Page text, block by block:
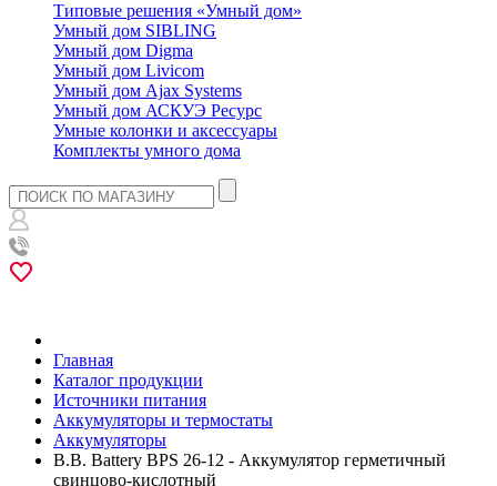
Типовые решения «Умный дом»
Умный дом SIBLING
Умный дом Digma
Умный дом Livicom
Умный дом Ajax Systems
Умный дом АСКУЭ Ресурс
Умные колонки и аксессуары
Комплекты умного дома
Главная
Каталог продукции
Источники питания
Аккумуляторы и термостаты
Аккумуляторы
B.B. Battery BPS 26-12 - Аккумулятор герметичный
свинцово-кислотный